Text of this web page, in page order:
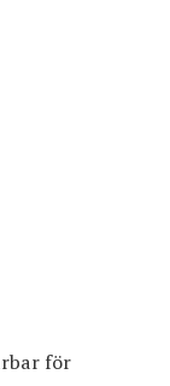
för